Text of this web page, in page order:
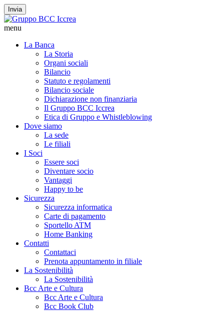
Invia
menu
La Banca
La Storia
Organi sociali
Bilancio
Statuto e regolamenti
Bilancio sociale
Dichiarazione non finanziaria
Il Gruppo BCC Iccrea
Etica di Gruppo e Whistleblowing
Dove siamo
La sede
Le filiali
I Soci
Essere soci
Diventare socio
Vantaggi
Happy to be
Sicurezza
Sicurezza informatica
Carte di pagamento
Sportello ATM
Home Banking
Contatti
Contattaci
Prenota appuntamento in filiale
La Sostenibilità
La Sostenibilità
Bcc Arte e Cultura
Bcc Arte e Cultura
Bcc Book Club